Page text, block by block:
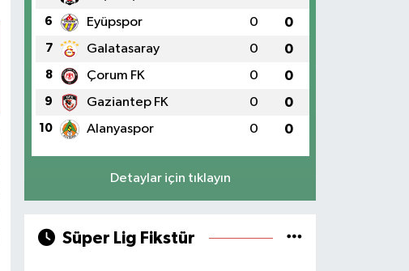
6 Eyüpspor 0 0
7 Galatasaray 0 0
8 Çorum FK 0 0
9 Gaziantep FK 0 0
10 Alanyaspor 0 0
Detaylar için tıklayın
Süper Lig Fikstür